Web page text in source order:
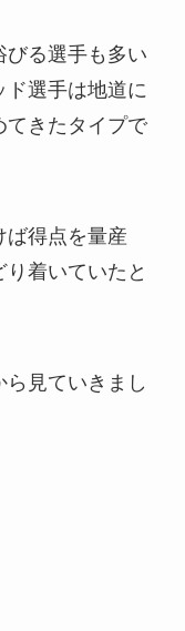
びる選手も多い
ド選手は地道に
てきたタイプで
ば得点を量産
着いていたと
ら見ていきまし